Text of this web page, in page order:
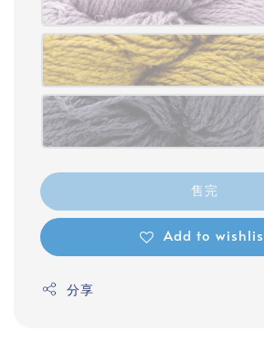
售完
Add to
分享